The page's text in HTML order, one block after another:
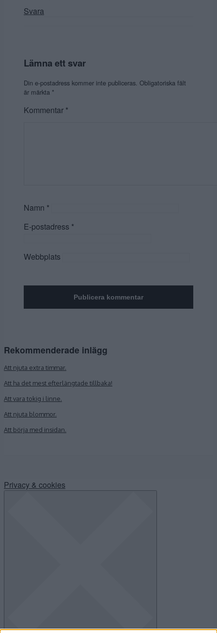
Svara
Lämna ett svar
Din e-postadress kommer inte publiceras. Obligatoriska fält
är märkta *
Kommentar *
Namn *
E-postadress *
Webbplats
Rekommenderade inlägg
Att njuta extra timmar.
Att ha det mest efterlängtade tillbaka!
Att vara tokig i linne.
Att njuta blommor.
Att börja med insidan.
Privacy & cookies